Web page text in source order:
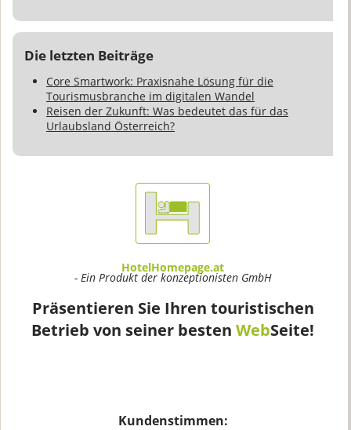
Die letzten Beiträge
Core Smartwork: Praxisnahe Lösung für die
Tourismusbranche im digitalen Wandel
Reisen der Zukunft: Was bedeutet das für das
Urlaubsland Österreich?
HotelHomepage.at
- Ein Produkt der konzeptionisten GmbH
Präsentieren Sie Ihren touristischen
Betrieb von seiner bestenWebSeite!
Kundenstimmen: